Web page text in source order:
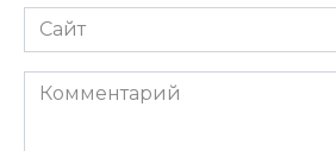
Сайт
Комментарий